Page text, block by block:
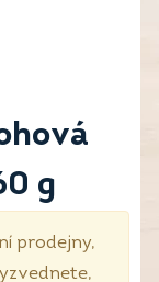
g
prodejny,